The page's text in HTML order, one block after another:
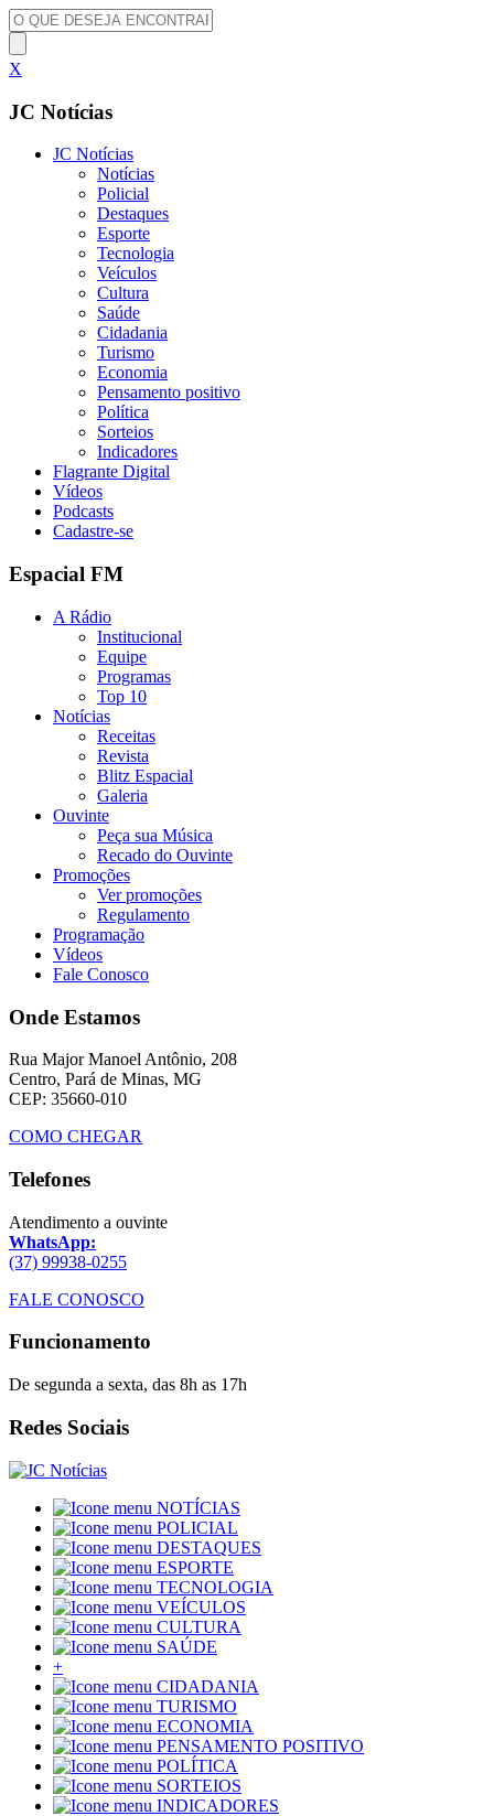
X
JC Notícias
JC Notícias
Notícias
Policial
Destaques
Esporte
Tecnologia
Veículos
Cultura
Saúde
Cidadania
Turismo
Economia
Pensamento positivo
Política
Sorteios
Indicadores
Flagrante Digital
Vídeos
Podcasts
Cadastre-se
Espacial FM
A Rádio
Institucional
Equipe
Programas
Top 10
Notícias
Receitas
Revista
Blitz Espacial
Galeria
Ouvinte
Peça sua Música
Recado do Ouvinte
Promoções
Ver promoções
Regulamento
Programação
Vídeos
Fale Conosco
Onde Estamos
Rua Major Manoel Antônio, 208
Centro, Pará de Minas, MG
CEP: 35660-010
COMO CHEGAR
Telefones
Atendimento a ouvinte
WhatsApp:
(37) 99938-0255
FALE CONOSCO
Funcionamento
De segunda a sexta, das 8h as 17h
Redes Sociais
NOTÍCIAS
POLICIAL
DESTAQUES
ESPORTE
TECNOLOGIA
VEÍCULOS
CULTURA
SAÚDE
+
CIDADANIA
TURISMO
ECONOMIA
PENSAMENTO POSITIVO
POLÍTICA
SORTEIOS
INDICADORES